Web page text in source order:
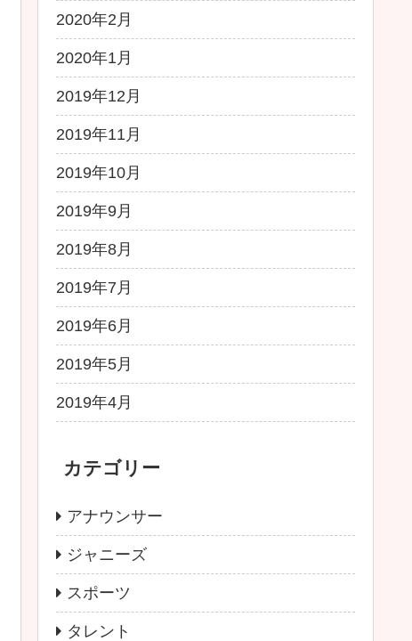
2020年2月
2020年1月
2019年12月
2019年11月
2019年10月
2019年9月
2019年8月
2019年7月
2019年6月
2019年5月
2019年4月
カテゴリー
アナウンサー
ジャニーズ
スポーツ
タレント